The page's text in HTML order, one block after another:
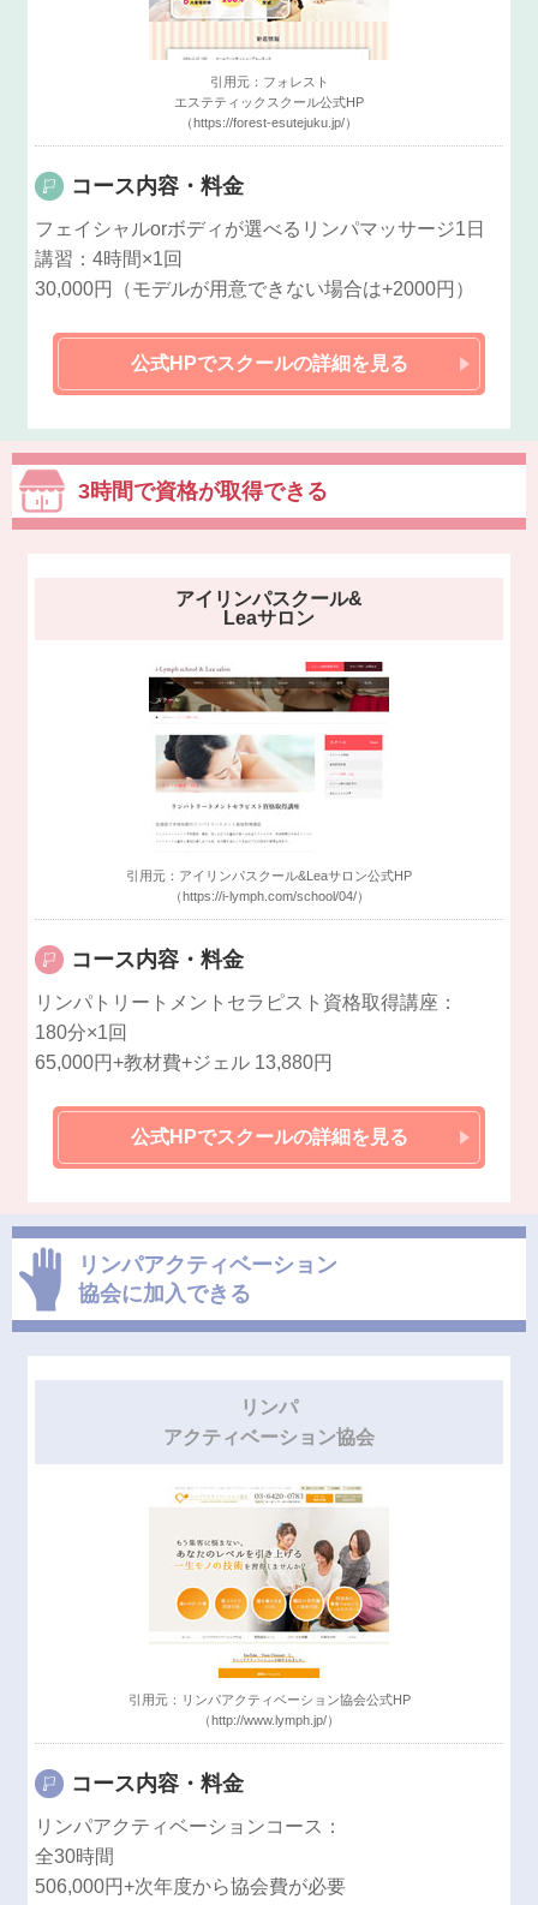
引用元：フォレスト
エステティックスクール公式HP
（https://forest-esutejuku.jp/）
コース内容・ 料金
フェイシャルorボディが選べるリンパマッサージ1日
講習：4時間×1回
30,000円（モデルが用意できない場合は+2000円）
公式HPでスクールの詳細を見る
3時間で資格が取得できる
アイリンパスクール&
Leaサロン
引用元：アイリンパスクール&Leaサロン公式HP
（https://i-lymph.com/school/04/）
コース内容・ 料金
リンパトリートメントセラピスト資格取得講座：
180分×1回
65,000円+教材費+ジェル 13,880円
公式HPでスクールの詳細を見る
リンパアクティベーション
協会に加入できる
リンパ
アクティベーション協会
引用元：リンパアクティベーション協会公式HP
（http://www.lymph.jp/）
コース内容・ 料金
リンパアクティベーションコース：
全30時間
506,000円+次年度から協会費が必要